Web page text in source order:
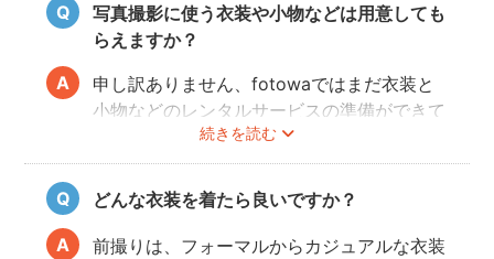
写真撮影に使う衣装や小物などは用意しても
らえますか？
続きを読む
申し訳ありません、fotowaではまだ衣装と
小物などのレンタルサービスの準備ができて
おりませんので、お客様ご自身にご用意をお
願いしております。
どんな衣装を着たら良いですか？
前撮りは、フォーマルからカジュアルな衣装